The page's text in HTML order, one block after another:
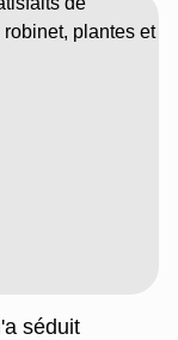
séduit